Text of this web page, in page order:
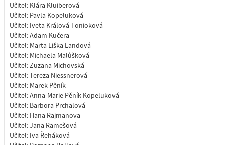
Učitel: Klára Kluiberová
Učitel: Pavla Kopeluková
Učitel: Iveta Králová-Fonioková
Učitel:Adam Kučera
Učitel: Marta Liška Landová
Učitel: Michaela Malůšková
Učitel:Zuzana Michovská
Učitel:Tereza Niessnerová
Učitel: Marek Pěník
Učitel:Anna-Marie Pěník Kopeluková
Učitel: Barbora Prchalová
Učitel: Hana Rajmanova
Učitel:Jana Ramešová
Učitel: Iva Řeháková